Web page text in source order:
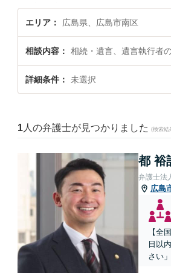
決の実績豊富な近くの弁護士を検索したい』
です。
エリア 広島県、広島市南区
相談内容 相続・遺言、遺言執行者
詳細条件 未選択
1 人の弁護士が見つかりました (検索結
都 裕
弁護士法
広島
【全
日以
さい